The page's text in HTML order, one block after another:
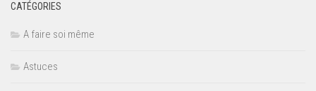
CATÉGORIES
A faire soi même
Astuces